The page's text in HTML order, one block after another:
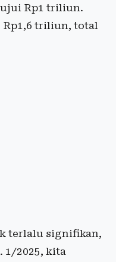
Rp1 triliun.
Rp1,6 triliun, total
terlalu signifikan,
1/2025, kita